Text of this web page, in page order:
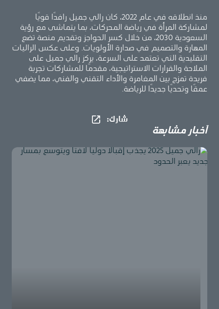
منذ انطلاقه في عام 2022، كان رالي جميل رافدًا قويًا
لمشاركة المرأة في رياضة المحركات، بما يتماشى مع رؤية
السعودية 2030، من خلال كسر الحواجز وتقديم منصة تضع
المهارة والتصميم في صدارة الأولويات. وعلى عكس الراليات
التقليدية التي تعتمد على السرعة، يركز رالي جميل على
الملاحة والقرارات الاستراتيجية، مقدمًا للمشاركات تجربة
فريدة تمزج بين المغامرة والأداء التقني والفني، مما يضفي
عمقًا وتحديًا جديدًا للرياضة.
شارك​:
أخبار مشابهة